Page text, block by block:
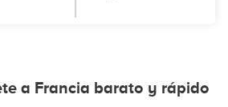
a Francia barato y rápido